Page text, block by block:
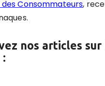
des Consommateurs,
nos articles